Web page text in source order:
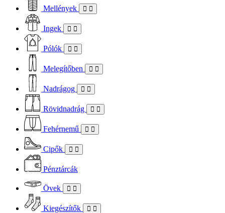
Mellények
Ingek
Pólók
Melegítőben
Nadrágog
Rövidnadrág
Fehérnemű
Cipők
Pénztárcák
Övek
Kiegészítők